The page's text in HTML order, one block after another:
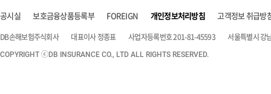
공시실 보호금융상품등록부 FOREIGN 개인정보처리방침 고객정보 취급방
DB손해보험주식회사 대표이사 정종표 사업자등록번호 201-81-45593 서울특별시 강
COPYRIGHT ⓒDB INSURANCE CO., LTD ALL RIGHTS RESERVED.